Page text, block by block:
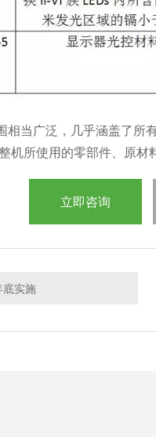
当广泛，几乎涵盖了所
机所使用的零部件、原材
立即咨询
实施